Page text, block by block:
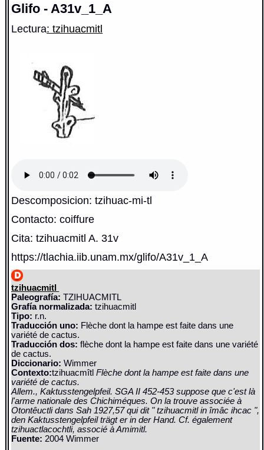
Glifo - A31v_1_A
Lectura: tzihuacmitl
Descomposicion: tzihuac-mi-tl
Contacto: coiffure
Cita: tzihuacmitl A. 31v
https://tlachia.iib.unam.mx/glifo/A31v_1_A
tzihuacmitl
Paleografía: TZIHUACMITL
Grafía normalizada: tzihuacmitl
Tipo: r.n.
Traducción uno: Flèche dont la hampe est faite dans une
variété de cactus.
Traducción dos: flèche dont la hampe est faite dans une variété
de cactus.
Diccionario:Wimmer
Contexto:tzihuacmîtlFlèche dont la hampe est faite dans une
variété de cactus.
Allem., Kaktusstengelpfeil. SGA II 452-453 suppose que c'est là
l'arme nationale des Chichiméques. On la trouve associée à
Otontêuctli dans Sah 1927,57 qui dit " tzihuacmitl in îmâc ihcac ",
den Kaktusstengelpfeil trägt er in der Hand. Cf. également
tzihuactlacochtli, associé à Amimitl.
Fuente: 2004 Wimmer